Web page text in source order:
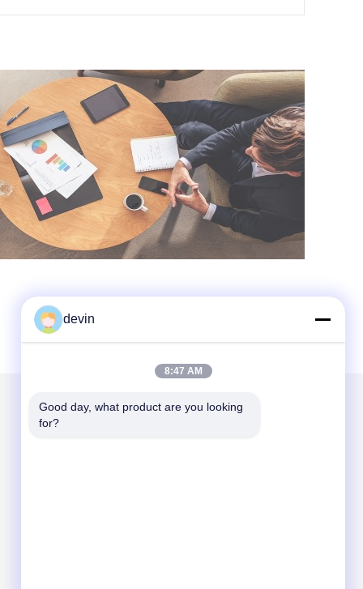
हमें मेल करें
devin
8:47 AM
Good day, what product are you looking
for?